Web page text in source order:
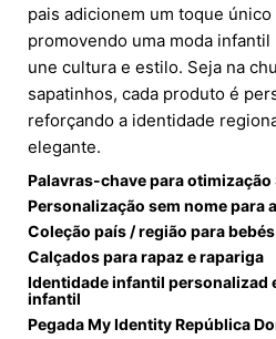
pais adicionem um toque
promovendo uma moda
une cultura e estilo. Seja na
sapatinhos, cada produto é
reforçando a identidade
elegante.
Palavras-chave para otimização
Personalização sem nome para
Coleção país / região para bebés
Calçados para rapaz e rapariga
Identidade infantil personalizad
infantil
Pegada My Identity República